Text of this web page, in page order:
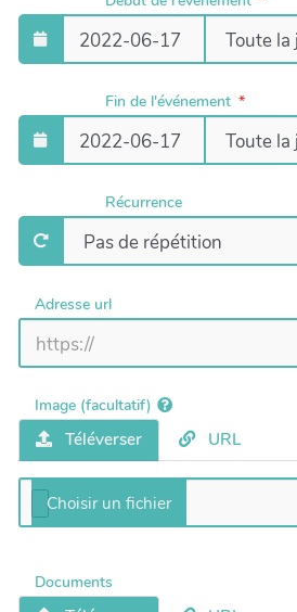
Fin de l'événement
Récurrence
Adresse url
Image (facultatif)
Téléverser URL
Documents